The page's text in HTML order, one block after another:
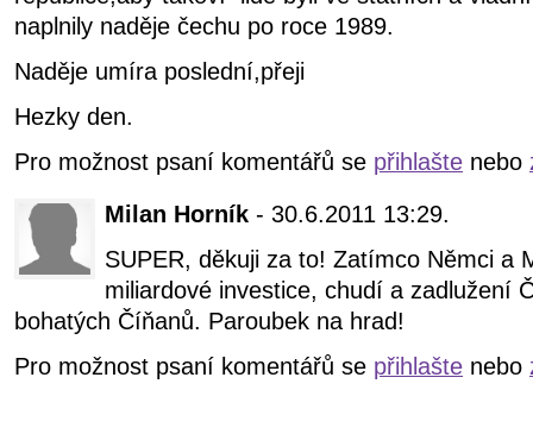
naplnily naděje čechu po roce 1989.
Naděje umíra poslední,přeji
Hezky den.
Pro možnost psaní komentářů se přihlašte nebo
Milan Horník - 30.6.2011 13:29.
SUPER, děkuji za to! Zatímco Němci a
miliardové investice, chudí a zadlužení
bohatých Číňanů. Paroubek na hrad!
Pro možnost psaní komentářů se přihlašte nebo